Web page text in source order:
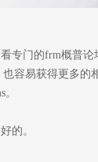
专门的frm概普
容易获得更多的
的。